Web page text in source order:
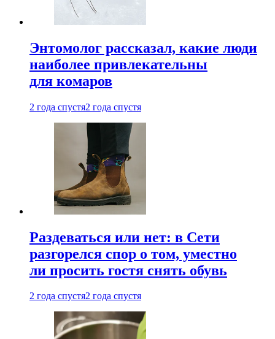
Энтомолог рассказал, какие люди
наиболее привлекательны
для комаров
2 года спустя2 года спустя
Раздеваться или нет: в Сети
разгорелся спор о том, уместно
ли просить гостя снять обувь
2 года спустя2 года спустя